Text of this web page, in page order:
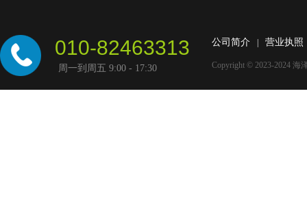
010-82463313
周一到周五 9:00 - 17:30
公司简介 营业执照
Copyright © 2023-2024 海